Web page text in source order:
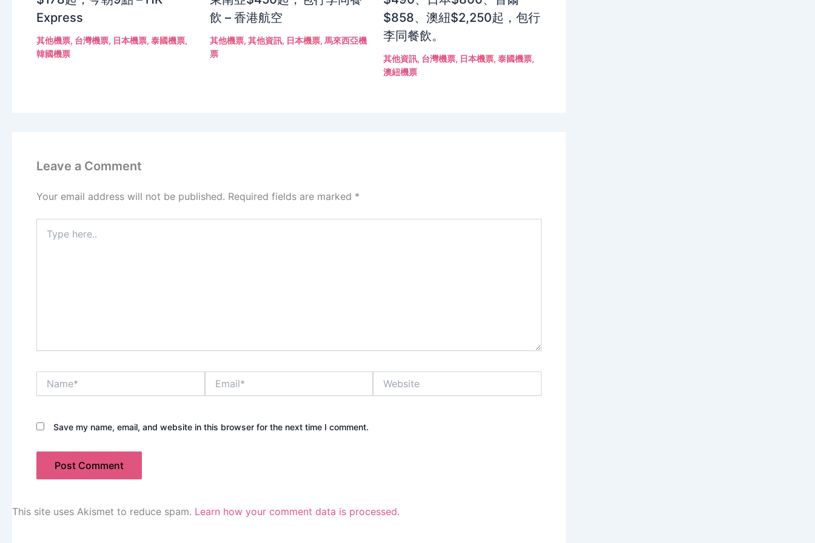
Express
其他機票, 台灣機票, 日本機票, 泰國機票,
韓國機票
飲 – 香港航空
其他機票, 其他資訊, 日本機票, 馬來西亞機
票
$858、澳紐$2,250起，包行
李同餐飲。
其他資訊, 台灣機票, 日本機票, 泰國機票,
澳紐機票
Leave a Comment
Your email address will not be published. Required fields are marked *
here..
Save my name, email, and website in this browser for the next time I comment.
This site uses Akismet to reduce spam. Learn how your comment data is processed.